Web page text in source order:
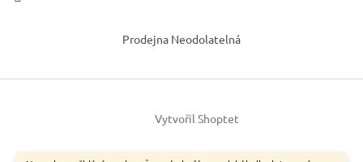
Prodejna Neodolatelná
Vytvořil Shoptet